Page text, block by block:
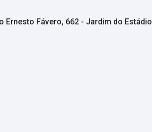
Ernesto Fávero, 662 - Jardim do Estádio